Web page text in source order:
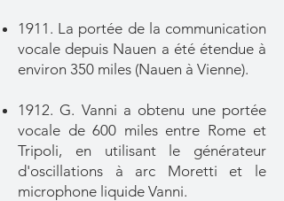
1911. La portée de la communication
vocale depuis Nauen a été étendue à
environ 350 miles (Nauen à Vienne).
1912. G. Vanni a obtenu une portée
vocale de 600 miles entre Rome et
Tripoli, en utilisant le générateur
d'oscillations à arc Moretti et
le
microphone liquide Vanni.